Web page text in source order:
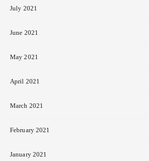
July 2021
June 2021
May 2021
April 2021
March 2021
February 2021
January 2021